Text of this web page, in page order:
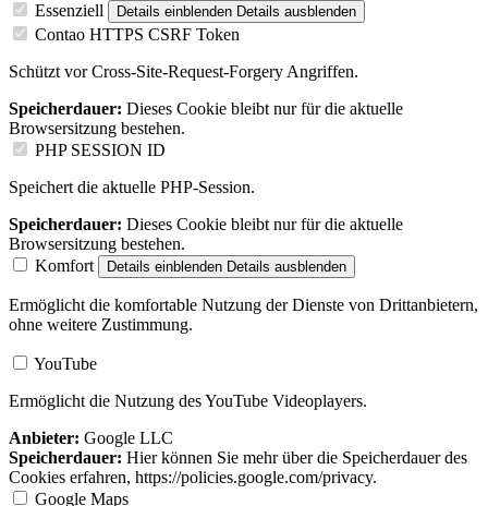
Essenziell Details einblenden Details ausblenden
Contao HTTPS CSRF Token
Schützt vor Cross-Site-Request-Forgery Angriffen.
Speicherdauer: Dieses Cookie bleibt nur für die aktuelle
Browsersitzung bestehen.
PHP SESSION ID
Speichert die aktuelle PHP-Session.
Speicherdauer: Dieses Cookie bleibt nur für die aktuelle
Browsersitzung bestehen.
Komfort
Details einblenden Details ausblenden
Ermöglicht die komfortable Nutzung der Dienste von Drittanbietern,
ohne weitere Zustimmung.
YouTube
Ermöglicht die Nutzung des YouTube Videoplayers.
Anbieter: Google LLC
Speicherdauer: Hier können Sie mehr über die Speicherdauer des
Cookies erfahren, https://policies.google.com/privacy.
Google Maps